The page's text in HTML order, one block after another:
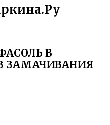
В
ЗАМАЧИВАНИЯ